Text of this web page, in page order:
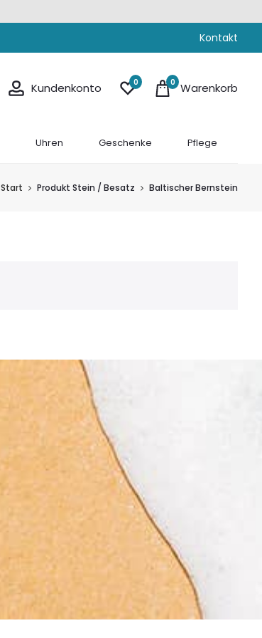
Kontakt
Kundenkonto 0 0 Warenkorb
Uhren Geschenke Pflege
Start Produkt Stein / Besatz Baltischer Bernstein